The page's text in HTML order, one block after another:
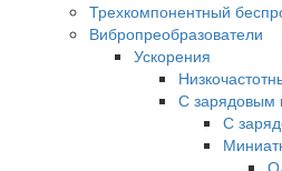
Трехкомпонентный
Вибропреобразователи
Ускорения
С зарядовым
С